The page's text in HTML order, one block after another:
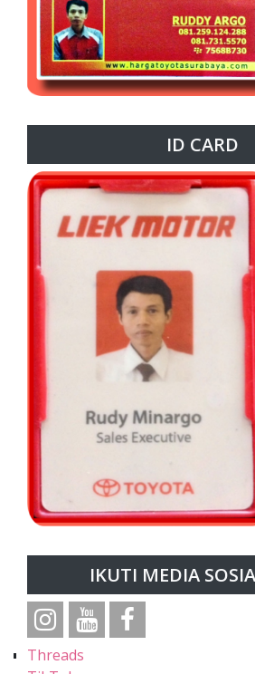
ID CARD
IKUTI MEDIA
Threads